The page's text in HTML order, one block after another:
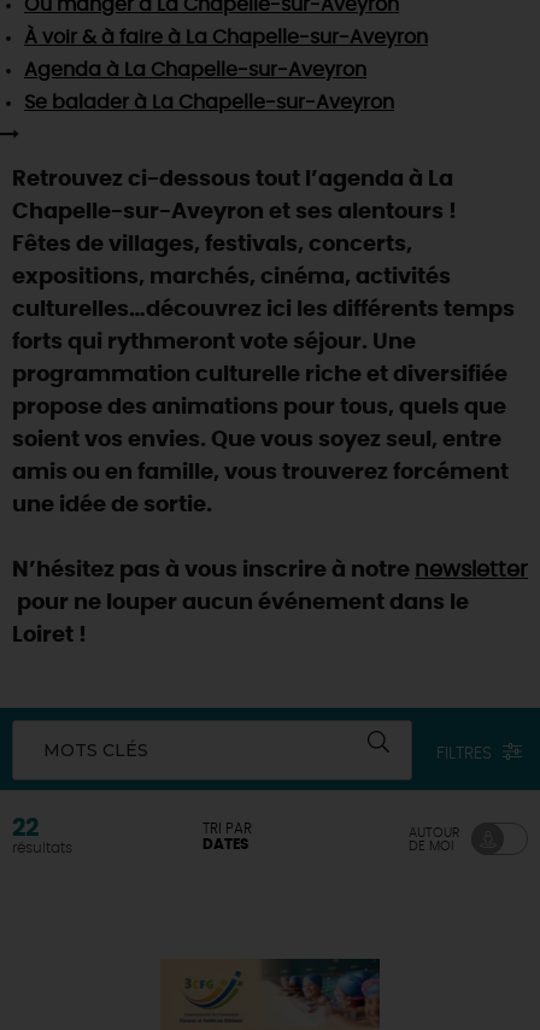
TOUTES LES ACTIVITÉS
Visitesgourmandesetcréatives
Vins etvignobles
Chic,une aire de pique-nique
Par ici lesguinguettes
La Route desMétiers d'Art
TOUT L'ART DE VIVRE
Des vacances auprès des animaux 🐎
(re)Découvrir les coulisses de la Faïencerie de
Gien !
Une saison de festivals 🎉
Rendez-vous de la nature en 2026
Des sorties en famille dans le Loiret !
Programme des animations "Loiret au fil de l'eau"
Où sortir ?
AUJOURD'HUI
DEMAIN
SE REPÉRER,SE DÉPLACER
INFOS &SERVICES
Où manger à La Chapelle-sur-Aveyron
À voir & à faire à La Chapelle-sur-Aveyron
Agenda à La Chapelle-sur-Aveyron
Se balader à La Chapelle-sur-Aveyron
Retrouvez ci-dessous tout l’agenda à La
Chapelle-sur-Aveyron et ses alentours !
Fêtes de villages, festivals, concerts,
expositions, marchés, cinéma, activités
culturelles…découvrez ici les différents temps
forts qui rythmeront vote séjour. Une
programmation culturelle riche et diversifiée
propose des animations pour tous, quels que
soient vos envies. Que vous soyez seul, entre
amis ou en famille, vous trouverez forcément
une idée de sortie.
N’hésitez pas à vous inscrire à notre newsletter
pour ne louper aucun événement dans le
Loiret !
MOTS CLÉS FILTRES
22
résultats
TRI PAR
DATES
AUTOUR
DE MOI